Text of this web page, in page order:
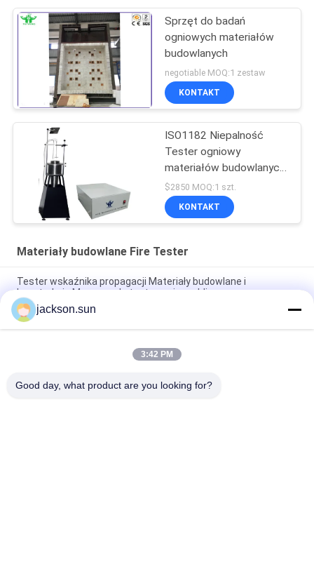
Sprzęt do badań
ogniowych materiałów
budowlanych
negotiable MOQ:1 zestaw
KONTAKT
ISO1182 Niepalność
Tester ogniowy
materiałów budowlanych
Test niepalności
$2850 MOQ:1 szt.
KONTAKT
Materiały budowlane Fire Tester
Tester wskaźnika propagacji Materiały budowlane i
konstrukcje Maszyna do testowania mebli
220V 50Hz Sprzęt do testowania jakości konstrukcji BS476-7
Aparatura materiałowa
Materiały budowlane Urządzenia niepalne Maszyna do
jackson.sun
3:42 PM
Good day, what product are you looking for?